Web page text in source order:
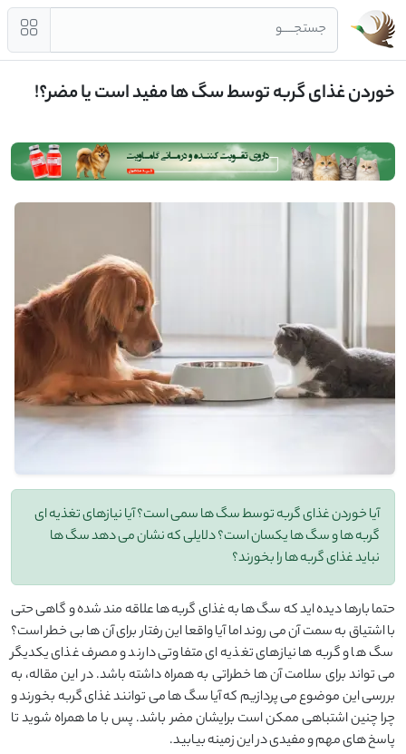
جستجــــو
خوردن غذای گربه توسط سگ ها مفید است یا مضر؟!
آیا خوردن غذای گربه توسط سگ ها سمی است؟ آیا نیازهای تغذیه ای
گربه ها و سگ ها یکسان است؟ دلایلی که نشان می دهد سگ ها
نباید غذای گربه ها را بخورند؟
حتما بارها دیده ‌اید که سگ ‌ها به غذای گربه‌ ها علاقه ‌مند شده و گاهی حتی
با اشتیاق به سمت آن می ‌روند اما آیا واقعا این رفتار برای آن ‌ها بی ‌خطر است؟
سگ‌ ها و گربه ‌ها نیازهای تغذیه ‌ای متفاوتی دارند و مصرف غذای یکدیگر
می ‌تواند برای سلامت آن‌ ها خطراتی به همراه داشته باشد. در این مقاله، به
بررسی این موضوع می‌ پردازیم که آیا سگ ‌ها می ‌توانند غذای گربه بخورند و
چرا چنین اشتباهی ممکن است برایشان مضر باشد. پس با ما همراه شوید تا
پاسخ ‌های مهم و مفیدی در این زمینه بیابید.